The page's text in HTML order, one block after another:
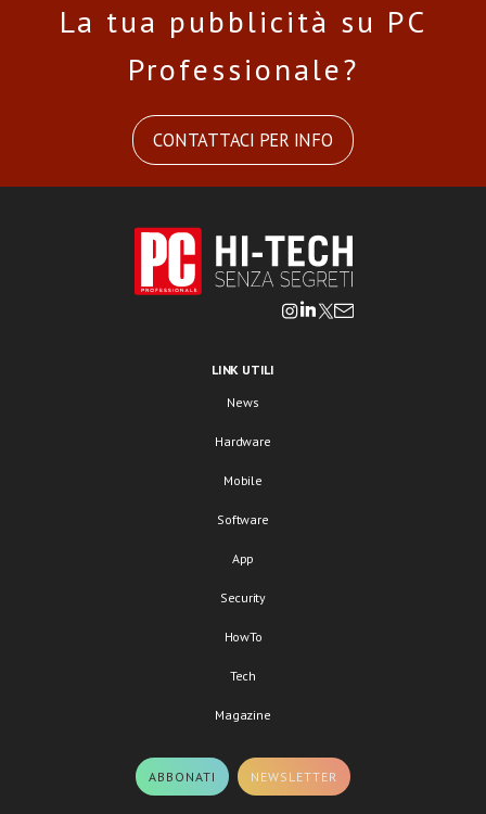
La tua pubblicità su PC
Professionale?
CONTATTACI PER INFO
LINK UTILI
News
Hardware
Mobile
Software
App
Security
HowTo
Tech
Magazine
ABBONATI NEWSLETTER